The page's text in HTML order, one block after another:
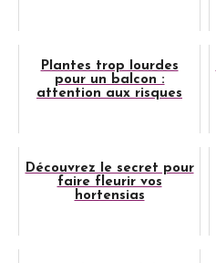
Plantes trop lourdes
pour un balcon :
attention aux risques
Découvrez le secret pour
faire fleurir vos
hortensias